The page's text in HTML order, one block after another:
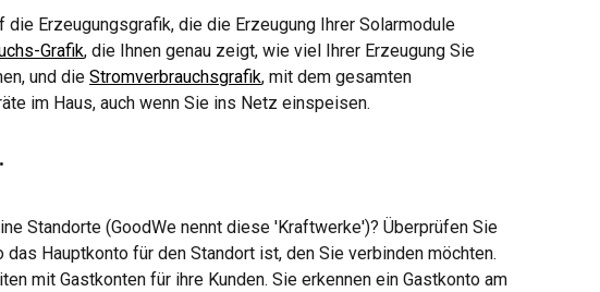
die Erzeugungsgrafik, die die Erzeugung Ihrer Solarmodule
Grafik, die Ihnen genau zeigt, wie viel Ihrer Erzeugung Sie
und die Stromverbrauchsgrafik, mit dem gesamten
im Haus, auch wenn Sie ins Netz einspeisen.
Standorte (GoodWe nennt diese 'Kraftwerke')? Überprüfen Sie
das Hauptkonto für den Standort ist, den Sie verbinden möchten.
mit Gastkonten für ihre Kunden. Sie erkennen ein Gastkonto am